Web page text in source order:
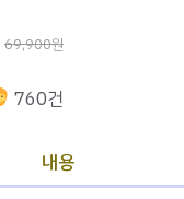
69,900원
760건
내용